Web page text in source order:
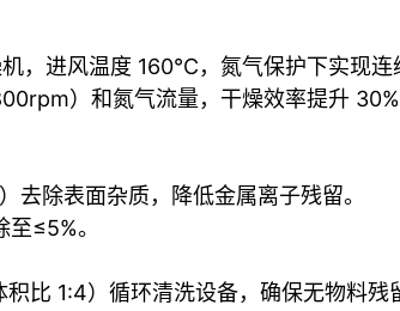
，进风温度 160℃，氮气保护下实现
）和氮气流量，干燥效率提升 30%
去除表面杂质，降低金属离子残留。
至≤5%。
积比 1:4）循环清洗设备，确保无物料残